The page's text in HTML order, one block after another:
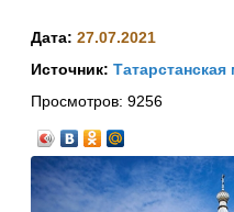
Дата: 27.07.2021
Источник:
Просмотров: 9256